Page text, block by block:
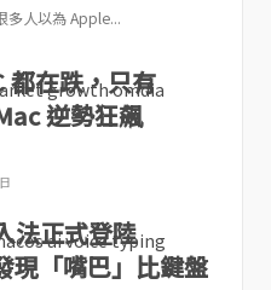
多人以為 Apple...
都在跌，只有
逆勢狂飆
法正式登陸
現「嘴巴」比鍵盤